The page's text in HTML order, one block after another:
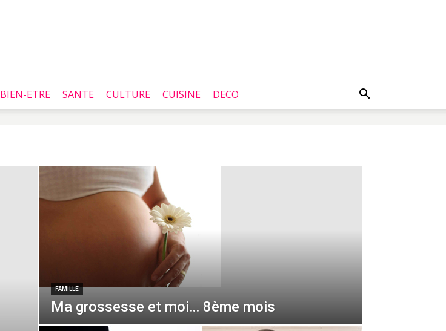
BIEN-ETRE SANTE CULTURE CUISINE DECO
FAMILLE
Ma grossesse et moi… 8ème mois